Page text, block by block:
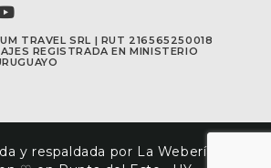
TRAVEL SRL | RUT 216565250018
REGISTRADA EN MINISTERIO
y respaldada por La Webería